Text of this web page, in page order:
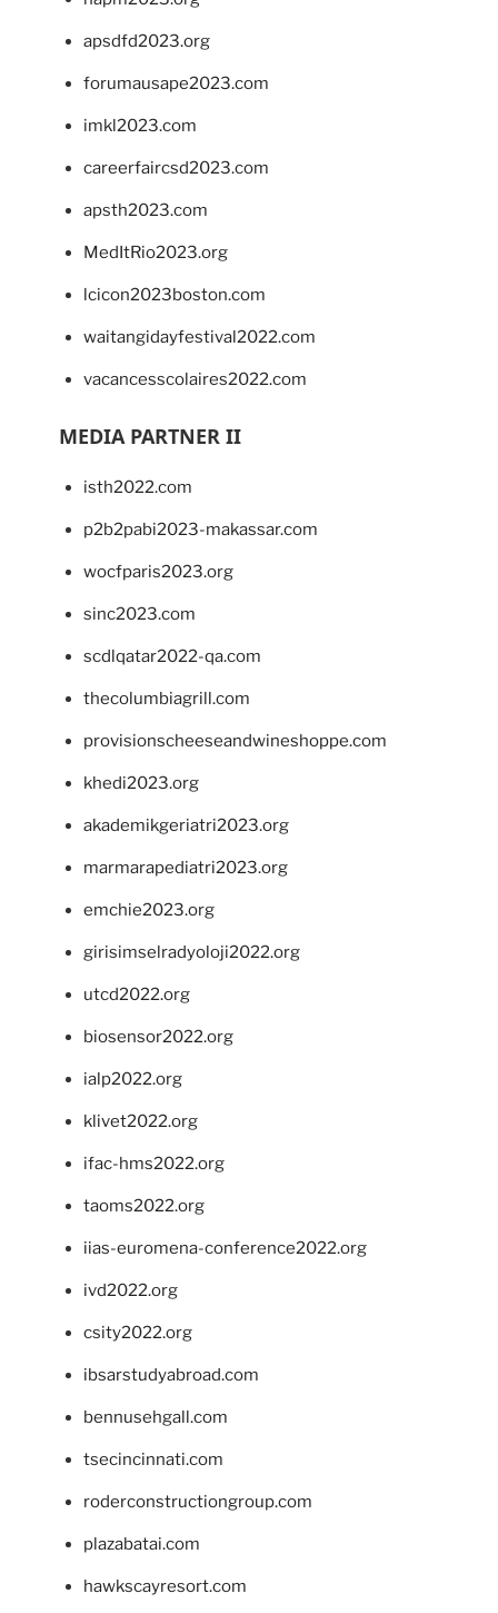
apsdfd2023.org
forumausape2023.com
imkl2023.com
careerfaircsd2023.com
apsth2023.com
MedItRio2023.org
lcicon2023boston.com
waitangidayfestival2022.com
vacancesscolaires2022.com
MEDIA PARTNER II
isth2022.com
p2b2pabi2023-makassar.com
wocfparis2023.org
sinc2023.com
scdlqatar2022-qa.com
thecolumbiagrill.com
provisionscheeseandwineshoppe.com
khedi2023.org
akademikgeriatri2023.org
marmarapediatri2023.org
emchie2023.org
girisimselradyoloji2022.org
utcd2022.org
biosensor2022.org
ialp2022.org
klivet2022.org
ifac-hms2022.org
taoms2022.org
iias-euromena-conference2022.org
ivd2022.org
csity2022.org
ibsarstudyabroad.com
bennusehgall.com
tsecincinnati.com
roderconstructiongroup.com
plazabatai.com
hawkscayresort.com